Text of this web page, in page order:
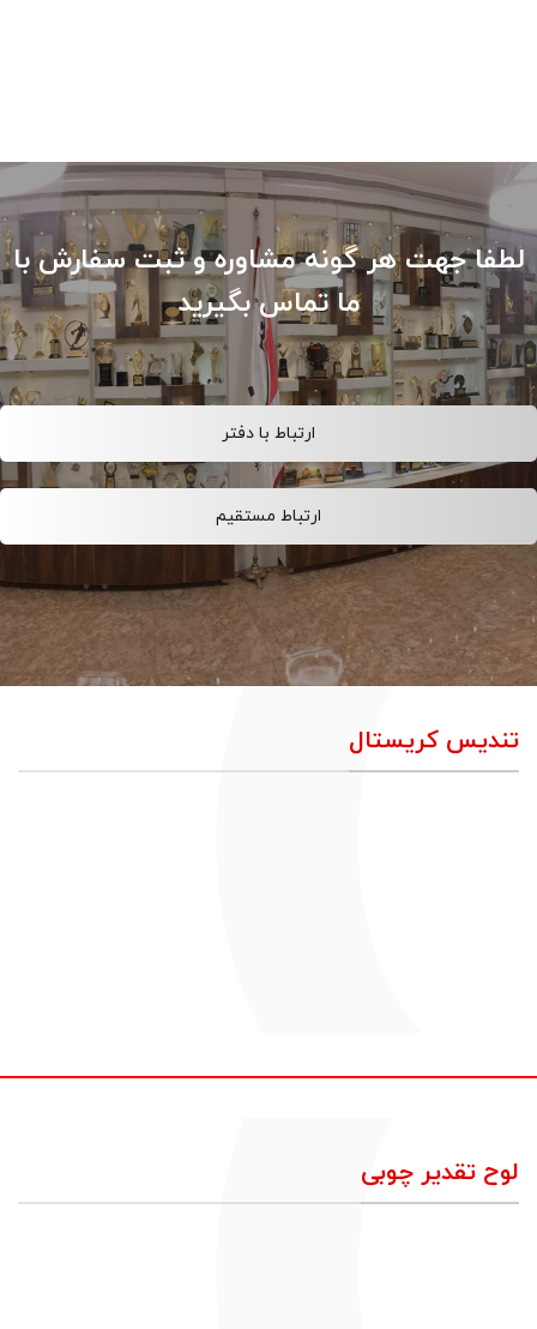
لطفا جهت هر گونه مشاوره و ثبت سفارش با
ما تماس بگیرید
ارتباط با دفتر
ارتباط مستقیم
تندیس کریستال
لوح تقدیر چوبی